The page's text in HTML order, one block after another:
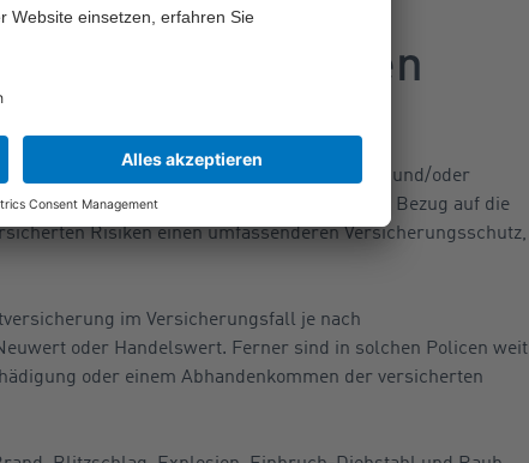
hin zu wertvollen
kostspieligen Schmuck, teure Antiquitäten und/oder
Solche Spezialpolicen bieten nicht nur in Bezug auf die
Risiken einen umfassenderen Versicherungsschutz,
im Versicherungsfall je nach
oder Handelswert. Ferner sind in solchen Policen weit
oder einem Abhandenkommen der versicherten